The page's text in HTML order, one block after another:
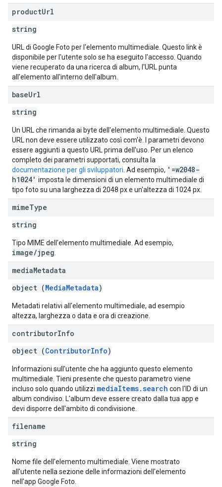
productUrl
string
URL di Google Foto per l'elemento multimediale. Questo link è
disponibile per l'utente solo se ha eseguito l'accesso. Quando
viene recuperato da una ricerca di album, l'URL punta
all'elemento all'interno dell'album.
baseUrl
string
Un URL che rimanda ai byte dell'elemento multimediale. Questo
URL non deve essere utilizzato così com'è. I parametri devono
essere aggiunti a questo URL prima dell'uso. Per un elenco
completo dei parametri supportati, consulta la
documentazione per gli sviluppatori . Ad esempio, '=w2048-
h1024' imposta le dimensioni di un elemento multimediale di
tipo foto su una larghezza di 2048 px e un'altezza di 1024 px.
mimeType
string
Tipo MIME dell'elemento multimediale. Ad esempio,
image/jpeg
mediaMetadata
object (MediaMetadata)
Metadati relativi all'elemento multimediale, ad esempio
altezza, larghezza o data e ora di creazione.
contributorInfo
object (ContributorInfo)
Informazioni sull'utente che ha aggiunto questo elemento
multimediale. Tieni presente che questo parametro viene
incluso solo quando utilizzi mediaItems.search con l'ID di un
album condiviso. L'album deve essere creato dalla tua app e
devi disporre dell'ambito di condivisione.
filename
string
Nome file dell'elemento multimediale. Viene mostrato
all'utente nella sezione delle informazioni dell'elemento
nell'app Google Foto.